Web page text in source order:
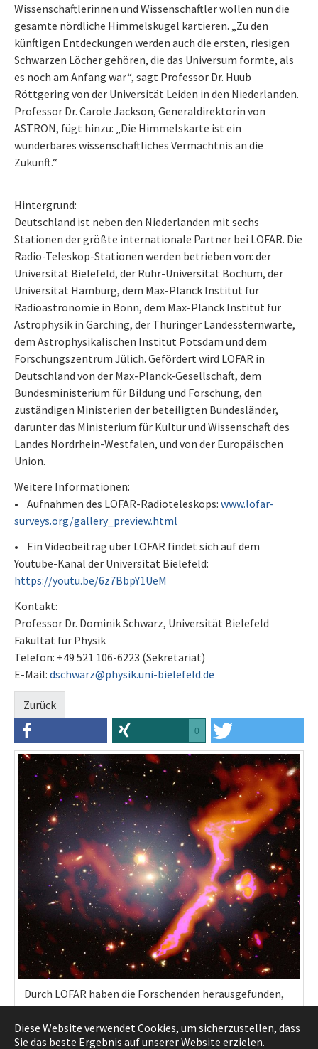
Diese Website verwendet Cookies, um sicherzustellen, dass
Sie das beste Ergebnis auf unserer Website erzielen.
Wissenschaftlerinnen und Wissenschaftler wollen nun die
gesamte nördliche Himmelskugel kartieren. „Zu den
künftigen Entdeckungen werden auch die ersten, riesigen
Schwarzen Löcher gehören, die das Universum formte, als
es noch am Anfang war“, sagt Professor Dr. Huub
Röttgering von der Universität Leiden in den Niederlanden.
Professor Dr. Carole Jackson, Generaldirektorin von
ASTRON, fügt hinzu: „Die Himmelskarte ist ein
wunderbares wissenschaftliches Vermächtnis an die
Zukunft.“
Hintergrund:
Deutschland ist neben den Niederlanden mit sechs
Stationen der größte internationale Partner bei LOFAR. Die
Radio-Teleskop-Stationen werden betrieben von: der
Universität Bielefeld, der Ruhr-Universität Bochum, der
Universität Hamburg, dem Max-Planck Institut für
Radioastronomie in Bonn, dem Max-Planck Institut für
Astrophysik in Garching, der Thüringer Landessternwarte,
dem Astrophysikalischen Institut Potsdam und dem
Forschungszentrum Jülich. Gefördert wird LOFAR in
Deutschland von der Max-Planck-Gesellschaft, dem
Bundesministerium für Bildung und Forschung, den
zuständigen Ministerien der beteiligten Bundesländer,
darunter das Ministerium für Kultur und Wissenschaft des
Landes Nordrhein-Westfalen, und von der Europäischen
Union.
Weitere Informationen:
• Aufnahmen des LOFAR-Radioteleskops: www.lofar-
surveys.org/gallery_preview.html
• Ein Videobeitrag über LOFAR findet sich auf dem
Youtube-Kanal der Universität Bielefeld:
https://youtu.be/6z7BbpY1UeM
Kontakt:
Professor Dr. Dominik Schwarz, Universität Bielefeld
Fakultät für Physik
Telefon: +49 521 106-6223 (Sekretariat)
E-Mail: dschwarz@physik.uni-bielefeld.de
Zurück
0
Durch LOFAR haben die Forschenden herausgefunden,
dass der Galaxienhaufen Abell 1314 durch die
Verschmelzung mit einem anderen Haufen entstanden
ist. Abell 1314 ist 460 Millionen Lichtjahre von der Erde